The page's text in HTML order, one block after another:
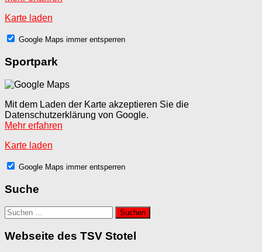
Karte laden
Google Maps immer entsperren
Sportpark
Mit dem Laden der Karte akzeptieren Sie die
Datenschutzerklärung von Google.
Mehr erfahren
Karte laden
Google Maps immer entsperren
Suche
Suchen
nach:
Webseite des TSV Stotel